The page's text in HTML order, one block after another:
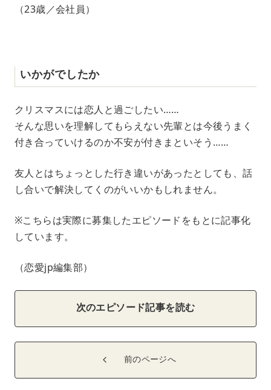
（23歳／会社員）
いかがでしたか
クリスマスには恋人と過ごしたい……
そんな思いを理解してもらえない先輩とは今後うまく
付き合っていけるのか不安が付きまといそう……
友人とはちょっとした行き違いがあったとしても、話
し合いで解決してくのがいいかもしれません。
※こちらは実際に募集したエピソードをもとに記事化
しています。
（恋愛jp編集部）
次のエピソード記事を読む
前のページへ